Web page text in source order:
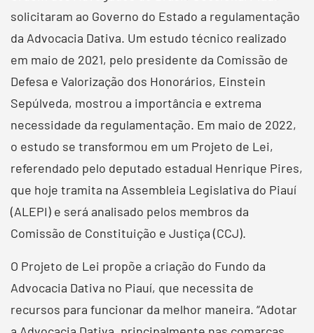
solicitaram ao Governo do Estado a regulamentação
da Advocacia Dativa. Um estudo técnico realizado
em maio de 2021, pelo presidente da Comissão de
Defesa e Valorização dos Honorários, Einstein
Sepúlveda, mostrou a importância e extrema
necessidade da regulamentação. Em maio de 2022,
o estudo se transformou em um Projeto de Lei,
referendado pelo deputado estadual Henrique Pires,
que hoje tramita na Assembleia Legislativa do Piauí
(ALEPI) e será analisado pelos membros da
Comissão de Constituição e Justiça (CCJ).
O Projeto de Lei propõe a criação do Fundo da
Advocacia Dativa no Piauí, que necessita de
recursos para funcionar da melhor maneira. “Adotar